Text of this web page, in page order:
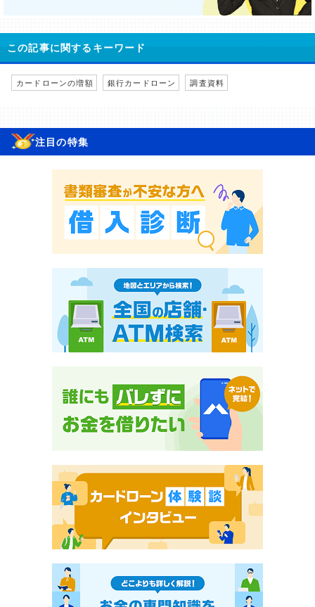
この記事に関するキーワード
カードローンの増額 銀行カードローン 調査資料
注目の特集